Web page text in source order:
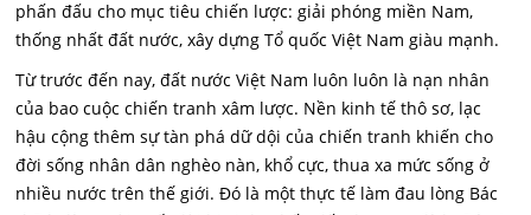
phấn đấu cho mục tiêu chiến lược: giải phóng miền Nam,
thống nhất đất nước, xây dựng Tổ quốc Việt Nam giàu mạnh.
Từ trước đến nay, đất nước Việt Nam luôn luôn là nạn nhân
của bao cuộc chiến tranh xâm lược. Nền kinh tế thô sơ, lạc
hậu cộng thêm sự tàn phá dữ dội của chiến tranh khiến cho
đời sống nhân dân nghèo nàn, khổ cực, thua xa mức sống ở
nhiều nước trên thế giới. Đó là một thực tế làm đau lòng Bác